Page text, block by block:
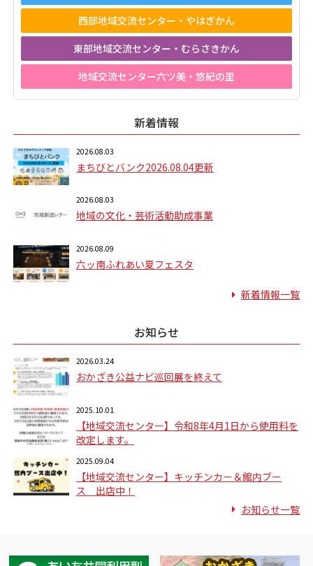
西部地域交流センター・やはぎかん
東部地域交流センター・むらさきかん
地域交流センター六ツ美・悠紀の里
新着情報
2026.08.03
まちびとバンク2026.08.04更新
2026.08.03
地域の文化・芸術活動助成事業
2026.08.09
六ッ南ふれあい夏フェスタ
新着情報一覧
お知らせ
2026.03.24
おかざき公益ナビ巡回展を終えて
2025.10.01
【地域交流センター】令和8年4月1日から使用料を
改定します。
2025.09.04
【地域交流センター】キッチンカー＆館内ブー
ス 出店中！
お知らせ一覧